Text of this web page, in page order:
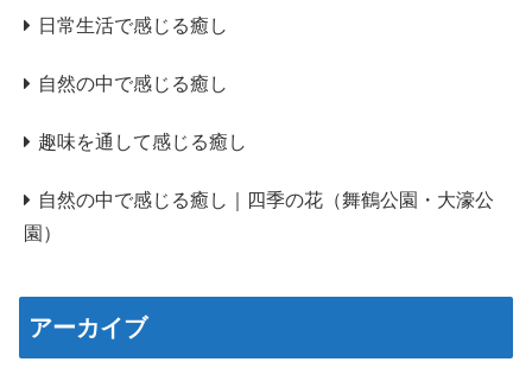
日常生活で感じる癒し
自然の中で感じる癒し
趣味を通して感じる癒し
自然の中で感じる癒し｜四季の花（舞鶴公園・大濠公
園）
アーカイブ